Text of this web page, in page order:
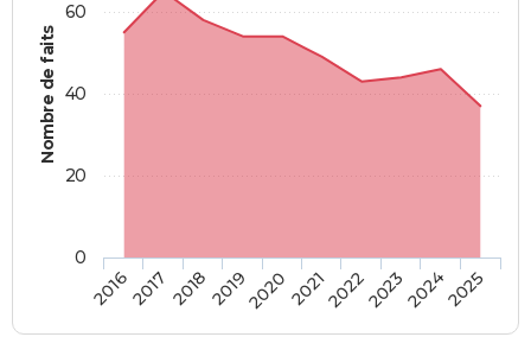
Nombre de faits
20162017 20182019202020212022202320242025
0
20
40
60